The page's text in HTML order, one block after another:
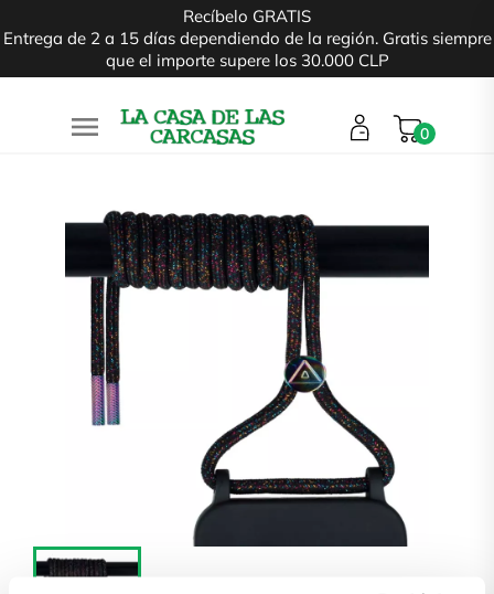
Recíbelo GRATIS
Entrega de 2 a 15 días dependiendo de la región. Gratis siempre
que el importe supere los 30.000 CLP
 0